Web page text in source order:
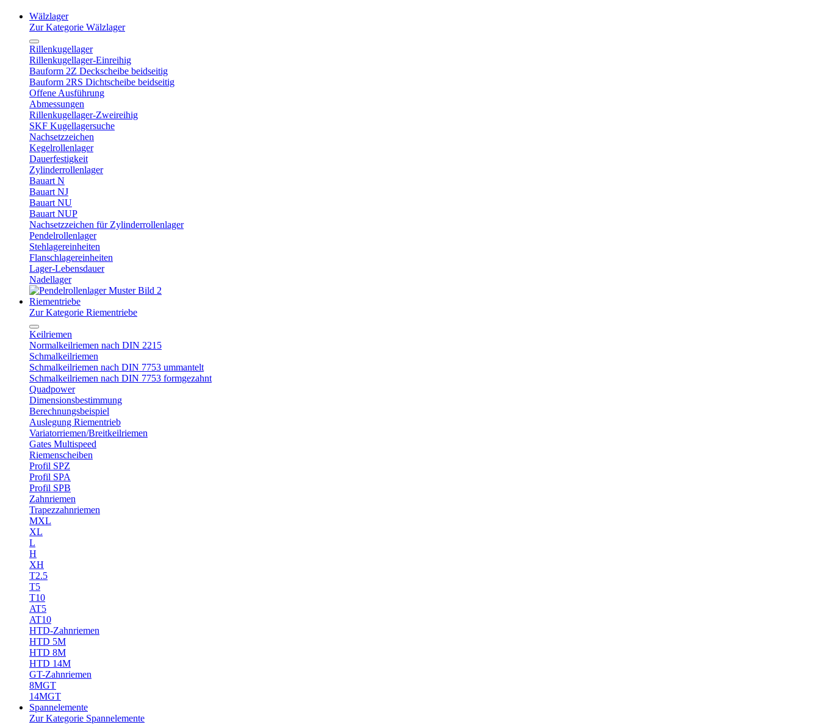
Wälzlager
Zur Kategorie Wälzlager
Rillenkugellager
Rillenkugellager-Einreihig
Bauform 2Z Deckscheibe beidseitig
Bauform 2RS Dichtscheibe beidseitig
Offene Ausführung
Abmessungen
Rillenkugellager-Zweireihig
SKF Kugellagersuche
Nachsetzzeichen
Kegelrollenlager
Dauerfestigkeit
Zylinderrollenlager
Bauart N
Bauart NJ
Bauart NU
Bauart NUP
Nachsetzzeichen für Zylinderrollenlager
Pendelrollenlager
Stehlagereinheiten
Flanschlagereinheiten
Lager-Lebensdauer
Nadellager
Riementriebe
Zur Kategorie Riementriebe
Keilriemen
Normalkeilriemen nach DIN 2215
Schmalkeilriemen
Schmalkeilriemen nach DIN 7753 ummantelt
Schmalkeilriemen nach DIN 7753 formgezahnt
Quadpower
Dimensionsbestimmung
Berechnungsbeispiel
Auslegung Riementrieb
Variatorriemen/Breitkeilriemen
Gates Multispeed
Riemenscheiben
Profil SPZ
Profil SPA
Profil SPB
Zahnriemen
Trapezzahnriemen
MXL
XL
L
H
XH
T2.5
T5
T10
AT5
AT10
HTD-Zahnriemen
HTD 5M
HTD 8M
HTD 14M
GT-Zahnriemen
8MGT
14MGT
Spannelemente
Zur Kategorie Spannelemente